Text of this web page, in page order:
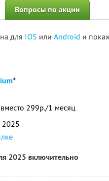
Вопросы по акции
для IOS или Android и
*
299р./1 месяц
2025
2025 включительно